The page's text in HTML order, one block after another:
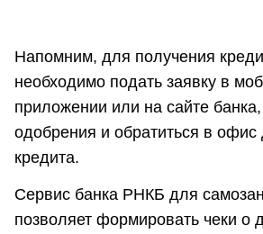
Напомним, для получения
необходимо подать заявку в
приложении или на сайте
одобрения и обратиться в офис
кредита.
Сервис банка РНКБ для
позволяет формировать чеки о